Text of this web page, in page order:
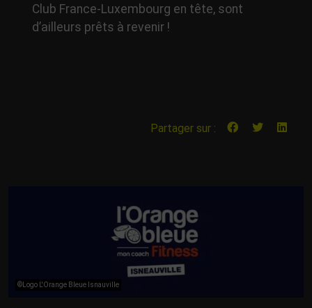
Club France-Luxembourg en tête, sont
d’ailleurs prêts à revenir !
Partager sur :
©Logo L'Orange Bleue Isnauville